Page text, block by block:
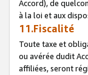
Accord), de
à la loi et aux
11.Fiscalité
Toute taxe et
ou avérée dudit
affiliées, seront